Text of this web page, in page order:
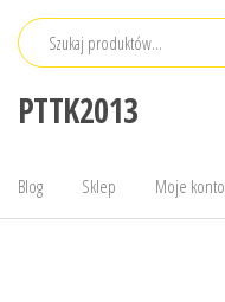
Przejdź
PTTK2013
Blog Sklep Moje konto